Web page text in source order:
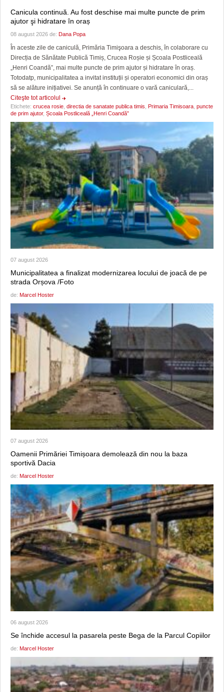
Canicula continuă. Au fost deschise mai multe puncte de prim
ajutor şi hidratare în oraș
08 august 2026 de: Dana Popa
În aceste zile de caniculă, Primăria Timişoara a deschis, în colaborare cu
Direcția de Sănătate Publică Timiș, Crucea Roșie și Școala Postliceală
„Henri Coandă”, mai multe puncte de prim ajutor și hidratare în oraș.
Totodatp, municipalitatea a invitat instituții și operatori economici din oraș
să se alăture inițiativei. Se anunță în continuare o vară caniculară,...
Citeşte tot articolul
Etichete: crucea rosie directia de sanatate publica timis Primaria Timisoara puncte
de prim ajutor, Școala Postliceală „Henri Coandă”
07 august 2026
Municipalitatea a finalizat modernizarea locului de joacă de pe
strada Orșova /Foto
de: Marcel Hoster
07 august 2026
Oamenii Primăriei Timișoara demolează din nou la baza
sportivă Dacia
de: Marcel Hoster
06 august 2026
Se închide accesul la pasarela peste Bega de la Parcul Copiilor
de: Marcel Hoster